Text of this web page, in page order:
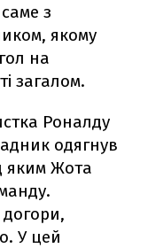
з
якому
на
загалом.
Роналду
одягнув
яким Жота
У цей